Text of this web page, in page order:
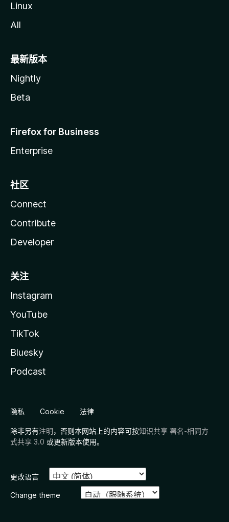
Linux
All
最新版本
Nightly
Beta
Firefox for Business
Enterprise
社区
Connect
Contribute
Developer
关注
Instagram
YouTube
TikTok
Bluesky
Podcast
隐私 Cookie 法律
除非另有注明，否则本网站上的内容可按知识共享 署名-相同方
式共享 3.0 或更新版本使用。
更改语言
Change theme